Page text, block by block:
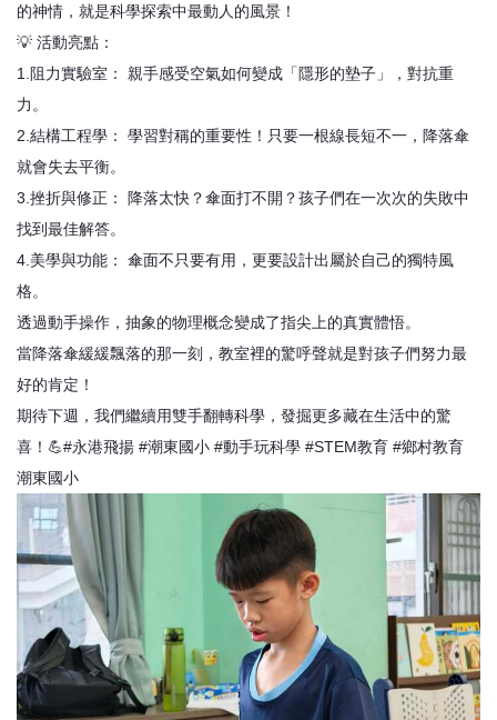
的神情，就是科學探索中最動人的風景！
​💡 活動亮點：
1.​阻力實驗室： 親手感受空氣如何變成「隱形的墊子」，對抗重
力。
2.​結構工程學： 學習對稱的重要性！只要一根線長短不一，降落傘
就會失去平衡。
3.​挫折與修正： 降落太快？傘面打不開？孩子們在一次次的失敗中
找到最佳解答。
4.​美學與功能： 傘面不只要有用，更要設計出屬於自己的獨特風
格。
​透過動手操作，抽象的物理概念變成了指尖上的真實體悟。
當降落傘緩緩飄落的那一刻，教室裡的驚呼聲就是對孩子們努力最
好的肯定！
​期待下週，我們繼續用雙手翻轉科學，發掘更多藏在生活中的驚
喜！💪#永港飛揚 #潮東國小 #動手玩科學 #STEM教育 #鄉村教育
潮東國小